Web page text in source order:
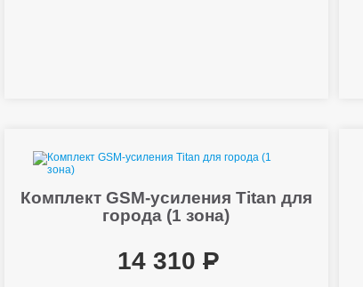
Комплект GSM-усиления Titan для
города (1 зона)
14 310